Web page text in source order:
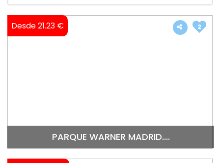
Desde 21.23 €
PARQUE WARNER MADRID....
2